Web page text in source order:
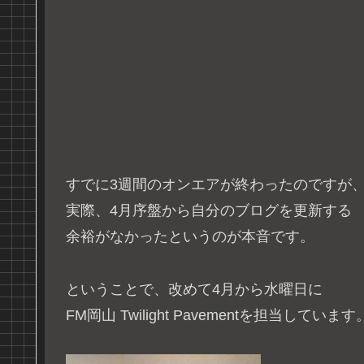
すでに3週間のオンエアが終わったのですが
実際、4月序盤から自分のブログを更新する
余裕がなかったというのが本音です。
ということで、改めて4月から水曜日に
FM岡山 Twilight Pavementを担当しています